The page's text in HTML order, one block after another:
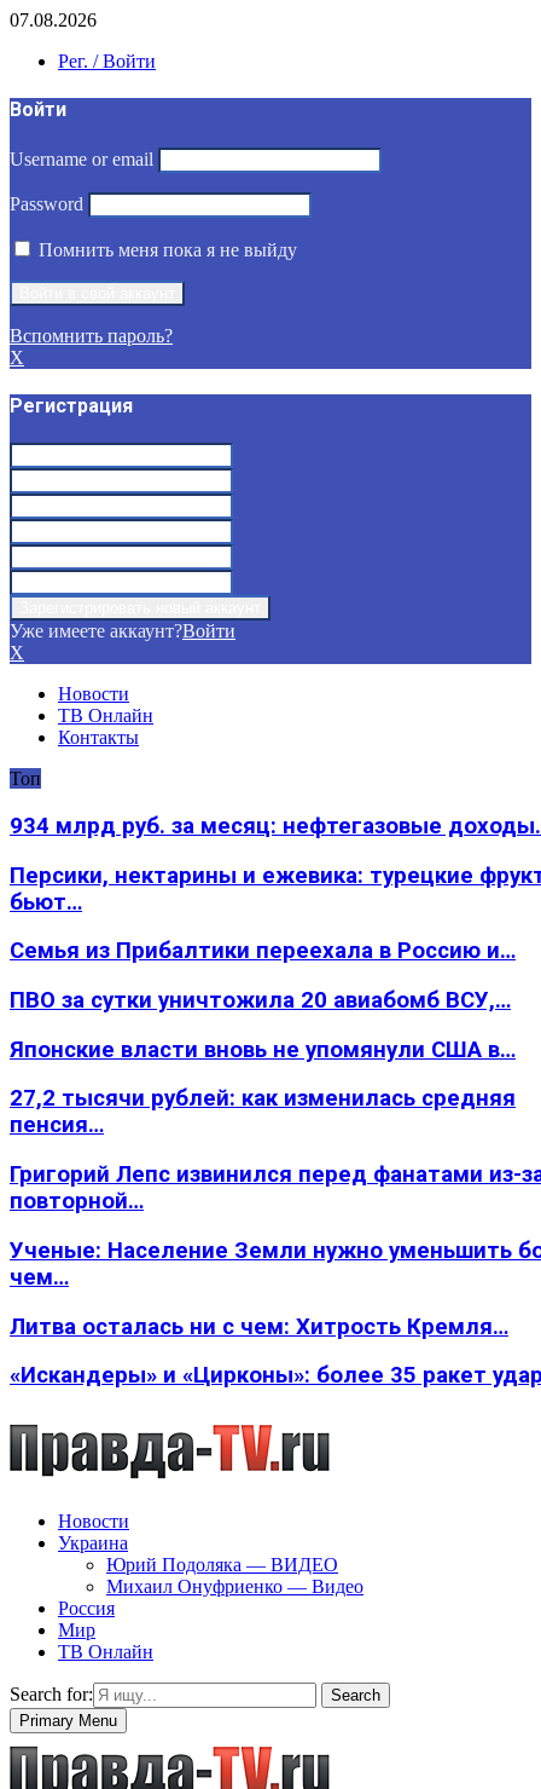
07.08.2026
Рег. / Войти
Войти
Username or email
Password
Помнить меня пока я не выйду
Вспомнить пароль?
X
Регистрация
Уже имеете аккаунт?Войти
X
Новости
ТВ Онлайн
Контакты
Топ
934 млрд руб. за месяц: нефтегазовые
Персики, нектарины и ежевика: турецкие
бьют…
Семья из Прибалтики переехала в Россию и…
ПВО за сутки уничтожила 20 авиабомб ВСУ,…
Японские власти вновь не упомянули США в…
27,2 тысячи рублей: как изменилась средняя
пенсия…
Григорий Лепс извинился перед фанатами из-
повторной…
Ученые: Население Земли нужно уменьшить
чем…
Литва осталась ни с чем: Хитрость Кремля…
«Искандеры» и «Цирконы»: более 35 ракет
Новости
Украина
Юрий Подоляка — ВИДЕО
Михаил Онуфриенко — Видео
Россия
Мир
ТВ Онлайн
Search for:
Search
Primary Menu